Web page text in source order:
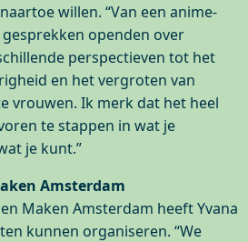
willen. “Van een anime-
openden over
perspectieven tot het
en het vergroten van
vrouwen. Ik merk dat het heel
te stappen in wat je
je kunt.”
Amsterdam
Maken Amsterdam heeft Yvana
kunnen organiseren. “We